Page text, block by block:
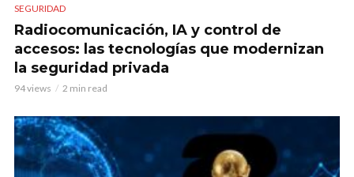
SEGURIDAD
Radiocomunicación, IA y control de
accesos: las tecnologías que modernizan
la seguridad privada
94 views 2 min read